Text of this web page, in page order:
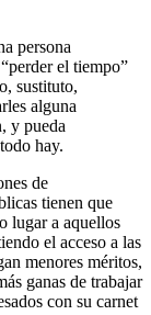
persona
el tiempo”
sustituto,
alguna
y pueda
hay.
de
tienen que
lugar a aquellos
el acceso a las
menores méritos,
ganas de trabajar
con su carnet